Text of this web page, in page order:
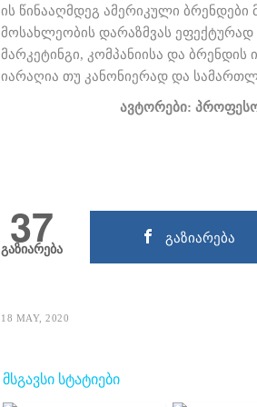
ის წინააღმდეგ ამერიკული ბრენდები
მოსახლეობის დარაზმვას ეფექტურად
მარკეტინგი, კომპანიისა და ბრენდის
იარაღია თუ კანონიერად და
ავტორები:
37
გაზიარება
გაზიარება
18 MAY, 2020
ᲛᲡᲒᲐᲕᲡᲘ ᲡᲢᲐᲢᲘᲔᲑᲘ